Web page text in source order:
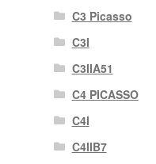
C3 Picasso
C3I
C3IIA51
C4 PICASSO
C4I
C4IIB7